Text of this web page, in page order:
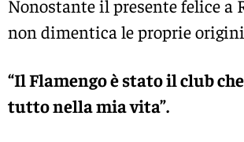
Nonostante il presente felice a
non dimentica le proprie
“Il Flamengo è stato il club
tutto nella mia vita”.